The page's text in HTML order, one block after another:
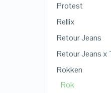
Protest
Rellix
Retour Jeans
Retour Jeans x
Rokken
Rok